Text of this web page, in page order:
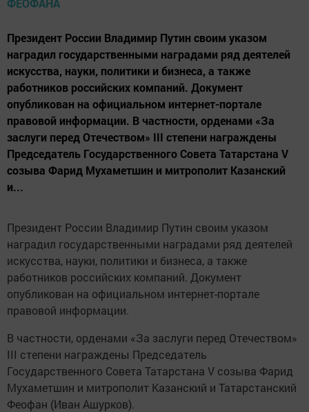
Президент России Владимир Путин своим указом
наградил государственными наградами ряд деятелей
искусства, науки, политики и бизнеса, а также
работников российских компаний. Документ
опубликован на официальном интернет-портале
правовой информации. В частности, орденами «За
заслуги перед Отечеством» III степени награждены
Председатель Государственного Совета Татарстана V
созыва Фарид Мухаметшин и митрополит Казанский
и...
Президент России Владимир Путин своим указом
наградил государственными наградами ряд деятелей
искусства, науки, политики и бизнеса, а также
работников российских компаний. Документ
опубликован на официальном интернет-портале
правовой информации.
В частности, орденами «За заслуги перед Отечеством»
III степени награждены Председатель
Государственного Совета Татарстана V созыва Фарид
Мухаметшин и митрополит Казанский и Татарстанский
Феофан (Иван Ашурков).